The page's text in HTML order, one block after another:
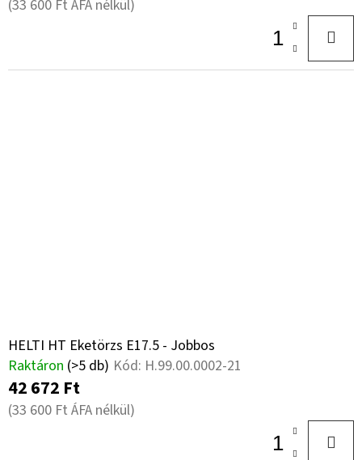
(33 600 Ft ÁFA nélkül)
HELTI HT Eketörzs E17.5 - Jobbos
Raktáron (>5 db) Kód: H.99.00.0002-21
42 672 Ft
(33 600 Ft ÁFA nélkül)